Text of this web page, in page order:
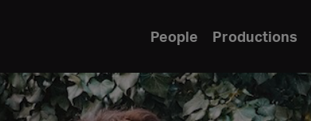
People Productions